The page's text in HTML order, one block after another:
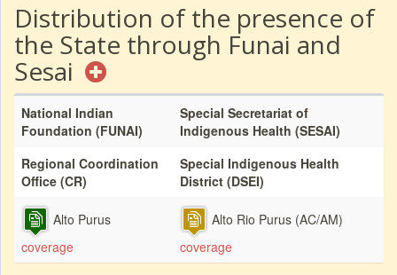
Distribution of the presence of
the State through Funai and
Sesai
National Indian
Foundation (FUNAI)
Special Secretariat of
Indigenous Health (SESAI)
Regional Coordination
Office (CR)
Special Indigenous Health
District (DSEI)
Alto Purus
coverage
Alto Rio Purus (AC/AM)
coverage